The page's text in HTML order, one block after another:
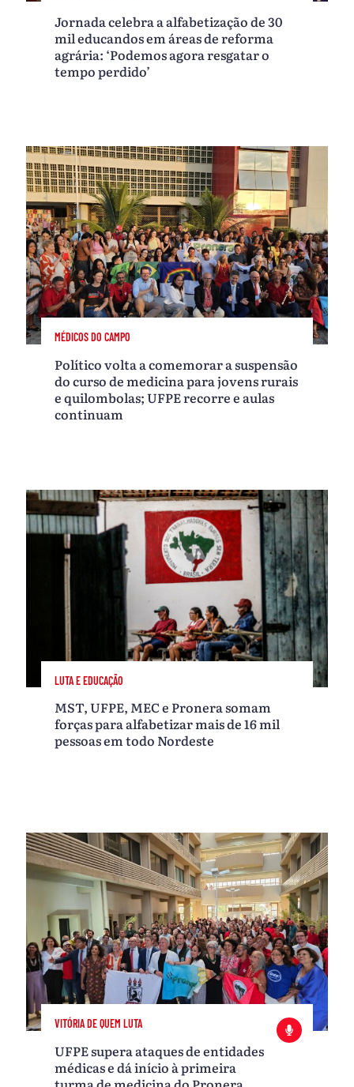
Jornada celebra a alfabetização de 30
mil educandos em áreas de reforma
agrária: ‘Podemos agora resgatar o
tempo perdido’
MÉDICOS DO CAMPO
Político volta a comemorar a suspensão
do curso de medicina para jovens rurais
e quilombolas; UFPE recorre e aulas
continuam
LUTA E EDUCAÇÃO
MST, UFPE, MEC e Pronera somam
forças para alfabetizar mais de 16 mil
pessoas em todo Nordeste
VITÓRIA DE QUEM LUTA
UFPE supera ataques de entidades
médicas e dá início à primeira